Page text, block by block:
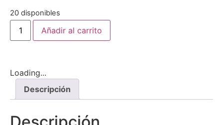
20 disponibles
Añadir al carrito
Loading...
Descripción